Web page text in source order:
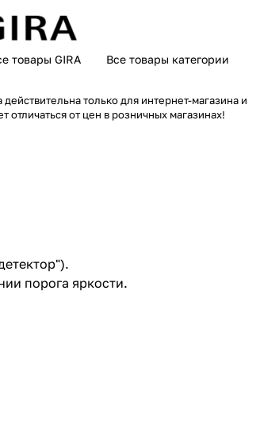
товары GIRA Все товары категории
действительна только для интернет-магазина и
отличаться от цен в розничных магазинах!
порога яркости.